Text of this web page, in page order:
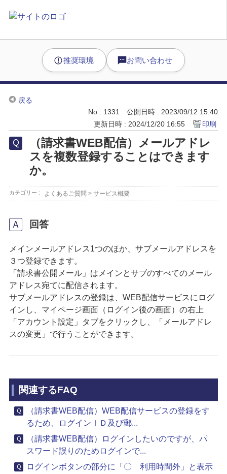
推奨環境 お問い合わせ
戻る
No : 1331
公開日時 : 2023/09/12 15:40
更新日時 : 2024/12/20 16:55
印刷
（請求書WEB配信）メールアドレ
スを複数登録することはできます
か。
カテゴリー : よくあるご質問 > サービス概要
回答
メインメールアドレス1つのほか、サブメールアドレスを
３つ登録できます。
「請求書公開メール」はメインとサブのすべてのメール
アドレス宛てに配信されます。
サブメールアドレスの登録は、WEB配信サービスにログ
インし、マイページ画面（ログイン後の画面）の右上
「アカウント設定」タブをクリックし、「メールアドレ
スの変更」で行うことができます。
関連するFAQ
（請求書WEB配信）WEB配信サービスの登録をす
るため、ログインＩＤ及び郵...
（請求書WEB配信）ログインしたいのですが、パ
スワード誤りのためログインで...
ログインボタンの部分に「〇 利用時間外」と表示